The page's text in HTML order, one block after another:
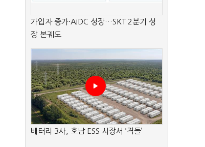
가입자 증가·AIDC 성장…SKT 2분기 성
장 본궤도
배터리 3사, 호남 ESS 시장서 ‘격돌’